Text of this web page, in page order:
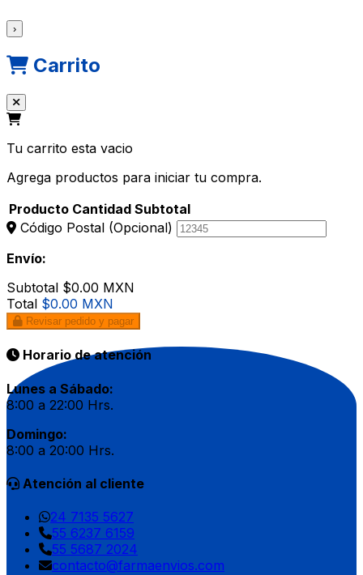
›
Carrito
Tu carrito esta vacio
Agrega productos para iniciar tu compra.
Producto Cantidad Subtotal
Código Postal (Opcional)
Envío:
Subtotal $0.00 MXN
Total $0.00 MXN
Revisar pedido y pagar
Horario de atención
Lunes a Sábado:
8:00 a 22:00 Hrs.
Domingo:
8:00 a 20:00 Hrs.
Atención al cliente
24 7135 5627
55 6237 6159
55 5687 2024
contacto@farmaenvios.com